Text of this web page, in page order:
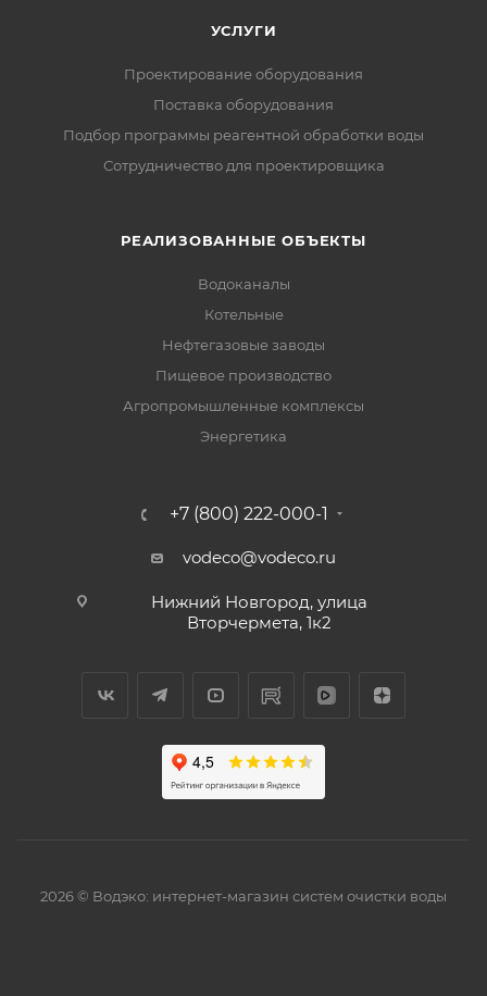
УСЛУГИ
Проектирование оборудования
Поставка оборудования
Подбор программы реагентной обработки воды
Сотрудничество для проектировщика
РЕАЛИЗОВАННЫЕ ОБЪЕКТЫ
Водоканалы
Котельные
Нефтегазовые заводы
Пищевое производство
Агропромышленные комплексы
Энергетика
+7 (800) 222-000-1
vodeco@vodeco.ru
Нижний Новгород, улица
Вторчермета, 1к2
2026 © Водэко: интернет-магазин систем очистки воды